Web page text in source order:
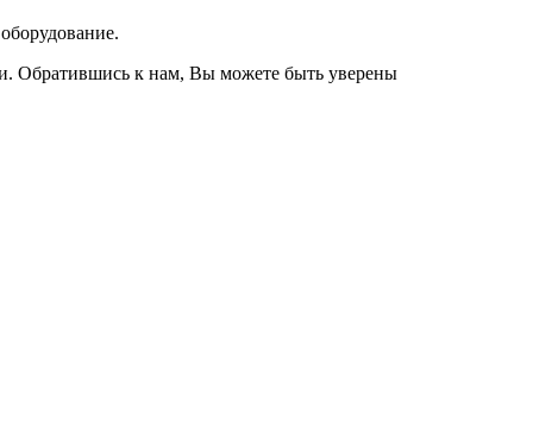
Обратившись к нам, Вы можете быть уверены